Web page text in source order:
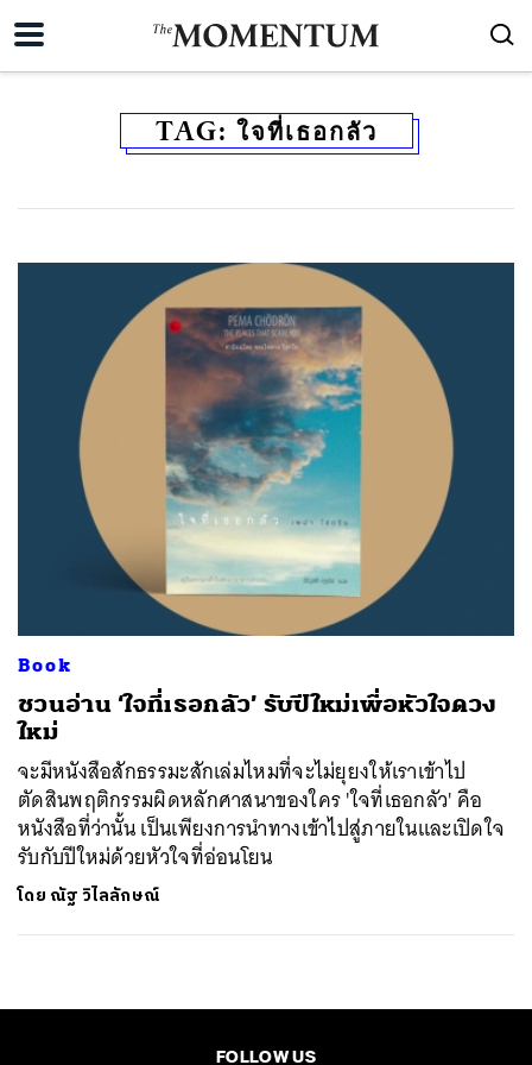
TAG: ใจที่เธอกลัว
Book
ชวนอ่าน ‘ใจที่เธอกลัว’ รับปีใหม่เพื่อหัวใจดวง
ใหม่
จะมีหนังสือสักธรรมะสักเล่มไหมที่จะไม่ยุยงให้เราเข้าไป
ตัดสินพฤติกรรมผิดหลักศาสนาของใคร 'ใจที่เธอกลัว' คือ
หนังสือที่ว่านั้น เป็นเพียงการนำทางเข้าไปสู่ภายในและเปิดใจ
รับกับปีใหม่ด้วยหัวใจที่อ่อนโยน
โดย ณัฐ วิไลลักษณ์
FOLLOW US
TWEET LINE